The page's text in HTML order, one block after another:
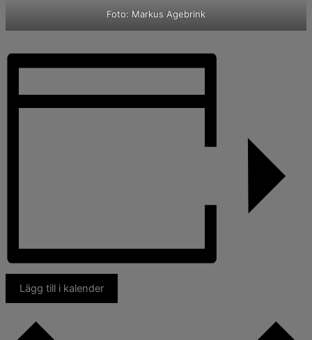
Foto: Markus Agebrink
Lägg till i kalender